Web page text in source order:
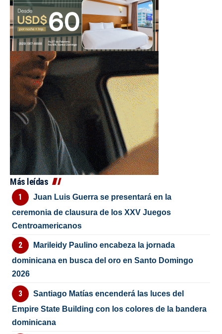
Más leídas
Juan Luis Guerra se presentará en la
ceremonia de clausura de los XXV Juegos
Centroamericanos
Marileidy Paulino encabeza la jornada
dominicana en busca del oro en Santo Domingo
2026
Santiago Matías encenderá las luces del
Empire State Building con los colores de la bandera
dominicana